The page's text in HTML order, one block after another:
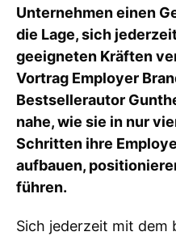
Unternehmen einen
die Lage, sich
geeigneten Kräften
Vortrag Employer
Bestsellerautor
nahe, wie sie in nur
Schritten ihre
aufbauen,
führen.
Sich jederzeit mit dem